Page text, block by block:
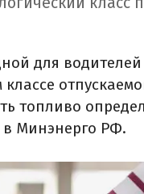
для
топливо
в Минэнерго РФ.